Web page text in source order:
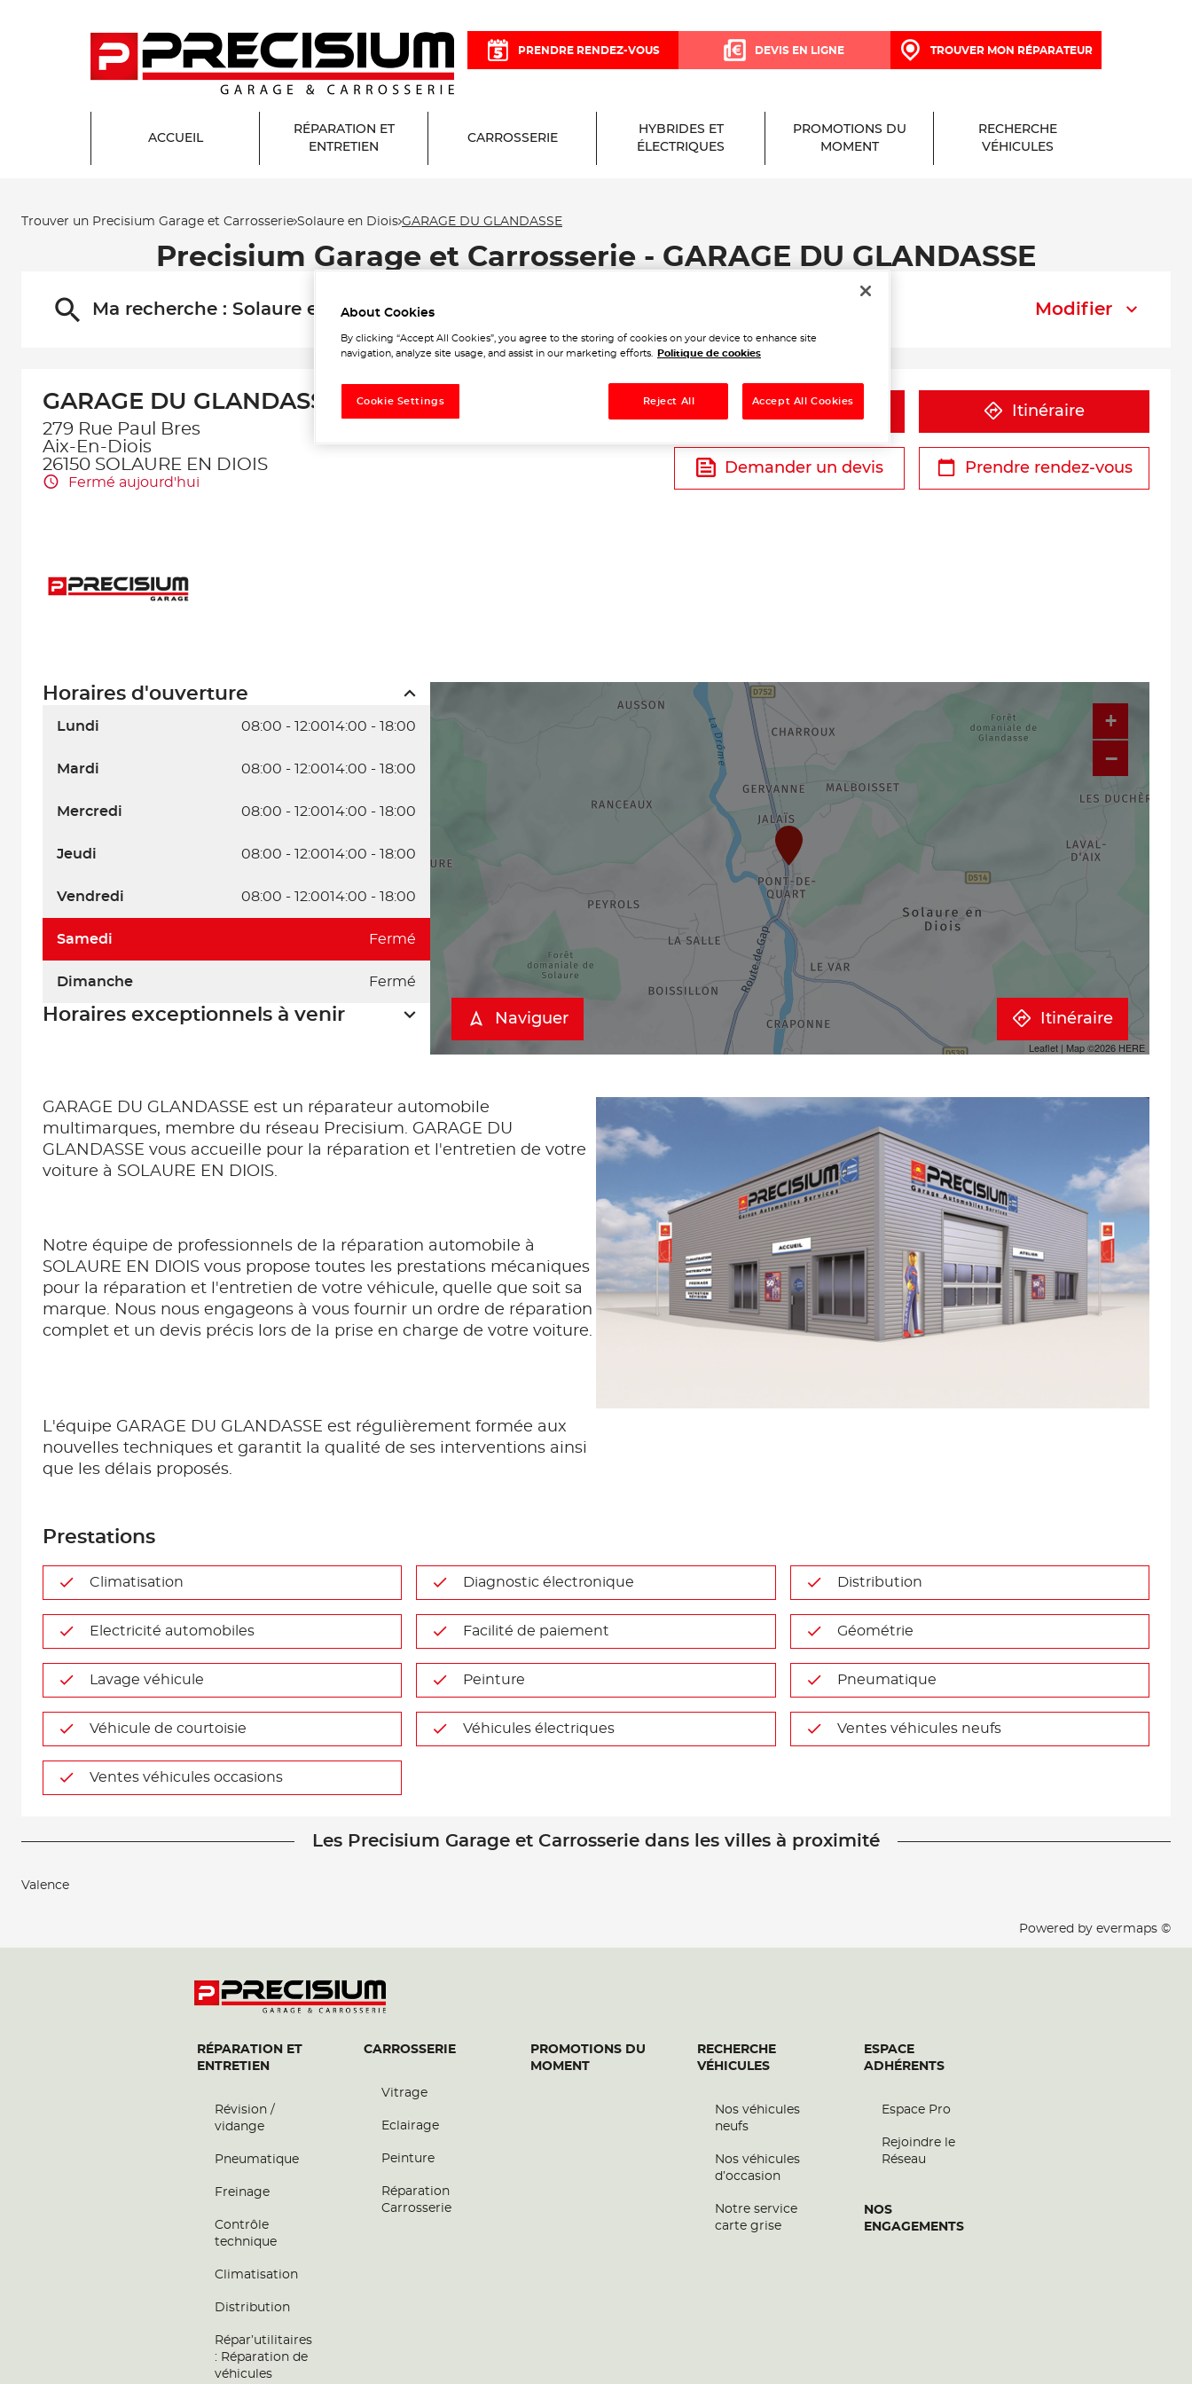
PRENDRE RENDEZ-VOUS DEVIS EN LIGNE TROUVER MON RÉPARATEUR
ACCUEIL
RÉPARATION ET
ENTRETIEN
CARROSSERIE
HYBRIDES ET
ÉLECTRIQUES
PROMOTIONS DU
MOMENT
RECHERCHE
VÉHICULES
Trouver un Precisium Garage et Carrosserie Solaure en Diois GARAGE DU GLANDASSE
Precisium Garage et Carrosserie - GARAGE DU GLANDASSE
Ma recherche : Solaure en Diois Modifier
GARAGE DU GLANDASSE
279 Rue Paul Bres
Aix-En-Diois
26150 SOLAURE EN DIOIS
Fermé aujourd'hui
Téléphone Itinéraire
Demander un devis Prendre rendez-vous
Horaires d'ouverture
Lundi 08:00 - 12:0014:00 - 18:00
Mardi 08:00 - 12:0014:00 - 18:00
Mercredi 08:00 - 12:0014:00 - 18:00
Jeudi 08:00 - 12:0014:00 - 18:00
Vendredi 08:00 - 12:0014:00 - 18:00
Samedi Fermé
Dimanche Fermé
Horaires exceptionnels à venir
+
−
Leaflet | Map ©2026 HERE
Naviguer Itinéraire
GARAGE DU GLANDASSE est un réparateur automobile
multimarques, membre du réseau Precisium. GARAGE DU
GLANDASSE vous accueille pour la réparation et l'entretien de votre
voiture à SOLAURE EN DIOIS.
Notre équipe de professionnels de la réparation automobile à
SOLAURE EN DIOIS vous propose toutes les prestations mécaniques
pour la réparation et l'entretien de votre véhicule, quelle que soit sa
marque. Nous nous engageons à vous fournir un ordre de réparation
complet et un devis précis lors de la prise en charge de votre voiture.
L'équipe GARAGE DU GLANDASSE est régulièrement formée aux
nouvelles techniques et garantit la qualité de ses interventions ainsi
que les délais proposés.
Prestations
Climatisation Diagnostic électronique Distribution
Electricité automobiles Facilité de paiement Géométrie
Lavage véhicule Peinture Pneumatique
Véhicule de courtoisie Véhicules électriques Ventes véhicules neufs
Ventes véhicules occasions
Les Precisium Garage et Carrosserie dans les villes à proximité
Valence
Powered by evermaps ©
RÉPARATION ET
ENTRETIEN
Révision /
vidange
Pneumatique
Freinage
Contrôle
technique
Climatisation
Distribution
Répar’utilitaires
: Réparation de
véhicules
CARROSSERIE
Vitrage
Eclairage
Peinture
Réparation
Carrosserie
PROMOTIONS DU
MOMENT
RECHERCHE
VÉHICULES
Nos véhicules
neufs
Nos véhicules
d’occasion
Notre service
carte grise
ESPACE
ADHÉRENTS
Espace Pro
Rejoindre le
Réseau
NOS
ENGAGEMENTS
About Cookies
By clicking “Accept All Cookies”, you agree to the storing of cookies on your device to enhance site
navigation, analyze site usage, and assist in our marketing efforts.
Politique de cookies
Reject All Accept All Cookies
Cookie Settings